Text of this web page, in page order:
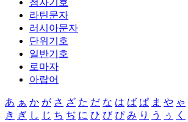
첨자기호
라틴문자
러시아문자
단위기호
일반기호
로마자
아랍어
あ ぁ か が さ ざ た だ な は ば ぱ ま や ゃ
き ぎ し じ ち ぢ に ひ び ぴ み り う ぅ く